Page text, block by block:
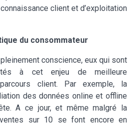
client et d’exploitation
du consommateur
conscience, eux qui sont
à cet enjeu de meilleure
client. Par exemple, la
des données online et offline
A ce jour, et même malgré la
sur 10 se font encore en